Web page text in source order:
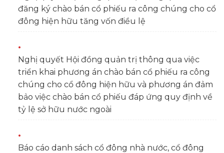
đăng ký chào bán cổ phiếu ra công chúng cho cổ
đông hiện hữu tăng vốn điều lệ
Nghị quyết Hội đồng quản trị thông qua việc
triển khai phương án chào bán cổ phiếu ra công
chúng cho cổ đông hiện hữu và phương án đảm
bảo việc chào bán cổ phiếu đáp ứng quy định về
tỷ lệ sở hữu nước ngoài
Báo cáo danh sách cổ đông nhà nước, cổ đông